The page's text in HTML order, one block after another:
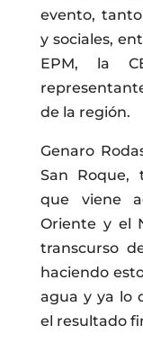
evento,
y sociales,
EPM, la
de la región.
Genaro
San Roque,
que viene
Oriente y el
transcurso
haciendo
agua y ya lo
el resultado